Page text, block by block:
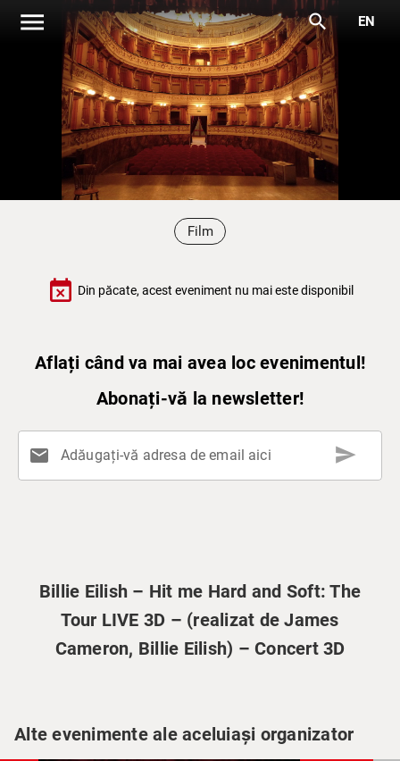
menu search EN
Film
event_busy Din păcate, acest eveniment nu mai este disponibil
Aflați când va mai avea loc evenimentul!
Abonați-vă la newsletter!
mail Adăugați-vă adresa de email aici send
Billie Eilish – Hit me Hard and Soft: The
Tour LIVE 3D – (realizat de James
Cameron, Billie Eilish) – Concert 3D
Alte evenimente ale aceluiași organizator